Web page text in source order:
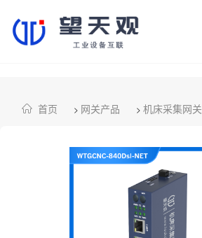
首页 > 网关产品 > 机床采集网关
1.望天观网关如何选型？